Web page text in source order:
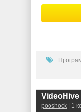
pooshock | 1